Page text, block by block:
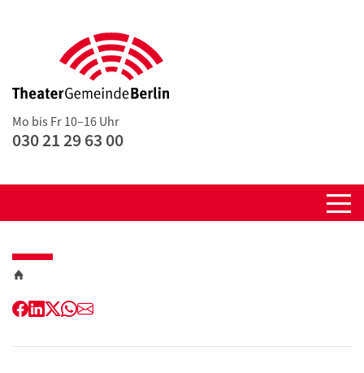
Mo bis Fr 10–16 Uhr
030 21 29 63 00
Facebook
LinkedIn
Twitter
WhatsApp
E-